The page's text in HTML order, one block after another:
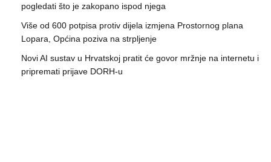
pogledati što je zakopano ispod njega
Više od 600 potpisa protiv dijela izmjena Prostornog plana
Lopara, Općina poziva na strpljenje
Novi AI sustav u Hrvatskoj pratit će govor mržnje na internetu i
pripremati prijave DORH-u